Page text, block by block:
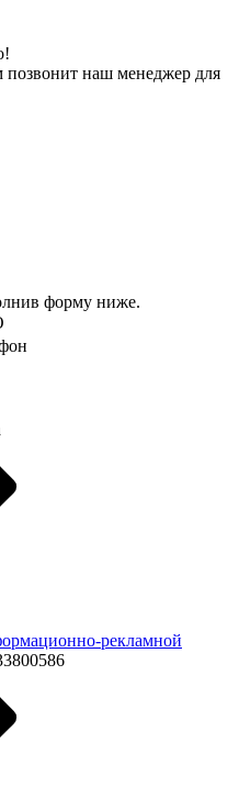
позвонит наш менеджер для
форму ниже.
рекламной